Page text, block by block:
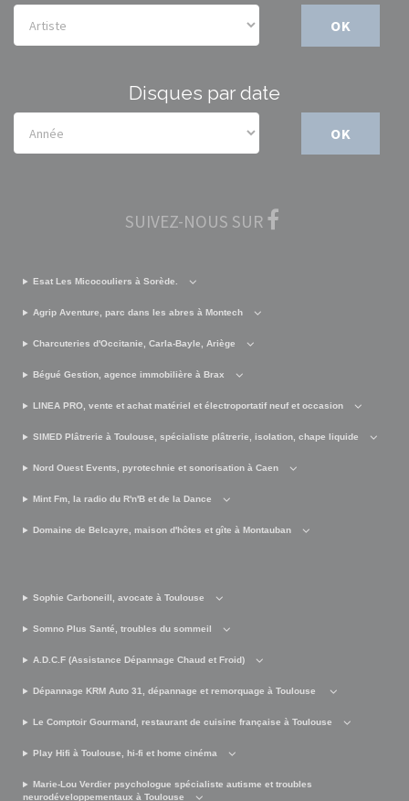
OK
Disques par date
OK
SUIVEZ-NOUS SUR
Esat Les Micocouliers à Sorède.
Agrip Aventure, parc dans les abres à Montech
Charcuteries d'Occitanie, Carla-Bayle, Ariège
Bégué Gestion, agence immobilière à Brax
LINEA PRO, vente et achat matériel et électroportatif neuf et occasion
SIMED Plâtrerie à Toulouse, spécialiste plâtrerie, isolation, chape liquide
Nord Ouest Events, pyrotechnie et sonorisation à Caen
Mint Fm, la radio du R'n'B et de la Dance
Domaine de Belcayre, maison d'hôtes et gîte à Montauban
Sophie Carboneill, avocate à Toulouse
Somno Plus Santé, troubles du sommeil
A.D.C.F (Assistance Dépannage Chaud et Froid)
Dépannage KRM Auto 31, dépannage et remorquage à Toulouse
Le Comptoir Gourmand, restaurant de cuisine française à Toulouse
Play Hifi à Toulouse, hi-fi et home cinéma
Marie-Lou Verdier psychologue spécialiste autisme et troubles
neurodéveloppementaux à Toulouse